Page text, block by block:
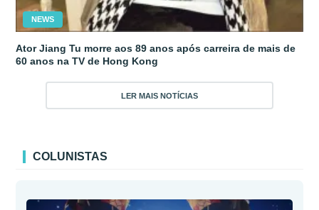
NEWS
Ator Jiang Tu morre aos 89 anos após carreira de mais de
60 anos na TV de Hong Kong
LER MAIS NOTÍCIAS
COLUNISTAS